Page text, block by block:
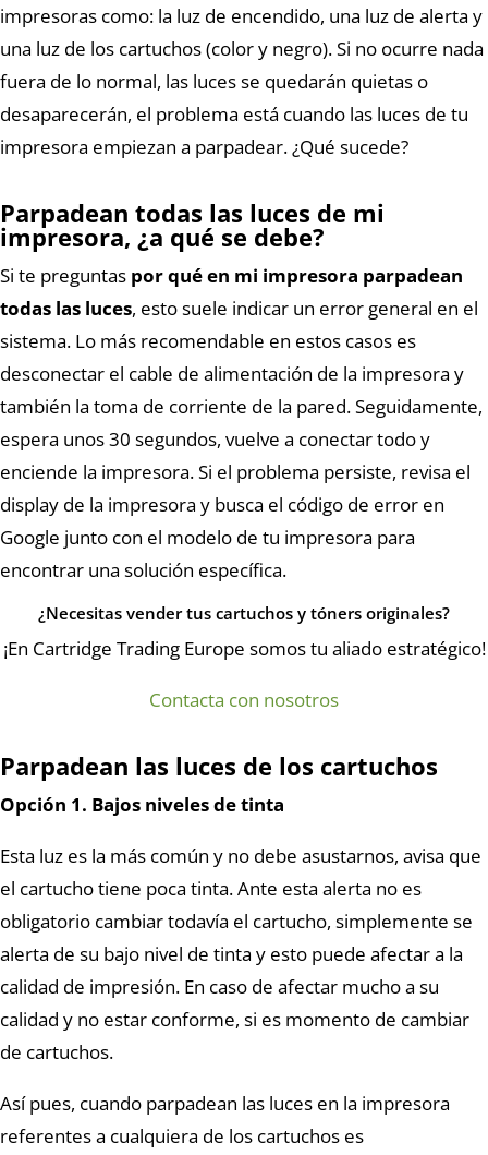
impresoras como: la luz de encendido, una luz de alerta y
una luz de los cartuchos (color y negro). Si no ocurre nada
fuera de lo normal, las luces se quedarán quietas o
desaparecerán, el problema está cuando las luces de tu
impresora empiezan a parpadear. ¿Qué sucede?
Parpadean todas las luces de mi
impresora, ¿a qué se debe?
Si te preguntas por qué en mi impresora parpadean
todas las luces, esto suele indicar un error general en el
sistema. Lo más recomendable en estos casos es
desconectar el cable de alimentación de la impresora y
también la toma de corriente de la pared. Seguidamente,
espera unos 30 segundos, vuelve a conectar todo y
enciende la impresora. Si el problema persiste, revisa el
display de la impresora y busca el código de error en
Google junto con el modelo de tu impresora para
encontrar una solución específica.
¿Necesitas vender tus cartuchos y tóners originales?
¡En Cartridge Trading Europe somos tu aliado estratégico!
Contacta con nosotros
Parpadean las luces de los cartuchos
Opción 1. Bajos niveles de tinta
Esta luz es la más común y no debe asustarnos, avisa que
el cartucho tiene poca tinta. Ante esta alerta no es
obligatorio cambiar todavía el cartucho, simplemente se
alerta de su bajo nivel de tinta y esto puede afectar a la
calidad de impresión. En caso de afectar mucho a su
calidad y no estar conforme, si es momento de cambiar
de cartuchos.
Así pues, cuando parpadean las luces en la impresora
referentes a cualquiera de los cartuchos es